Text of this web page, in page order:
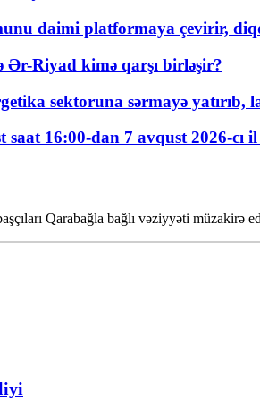
daimi platformaya çevirir,
Ər-Riyad kimə qarşı birləşir?
sektoruna sərmayə yatırıb,
saat 16:00-dan 7 avqust 2026-cı
Qarabağla bağlı vəziyyəti müzakirə